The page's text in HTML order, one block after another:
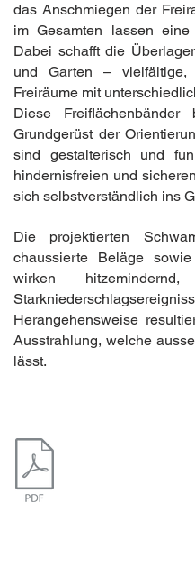
das Anschmiegen der
im Gesamten lassen eine
Dabei schafft die
und Garten – vielfältige,
Freiräume mit
Diese
Grundgerüst der
sind gestalterisch und
hindernisfreien und
sich selbstverständlich ins
Die projektierten
chaussierte Beläge sowie
wirken
Herangehensweise
Ausstrahlung, welche
lässt.